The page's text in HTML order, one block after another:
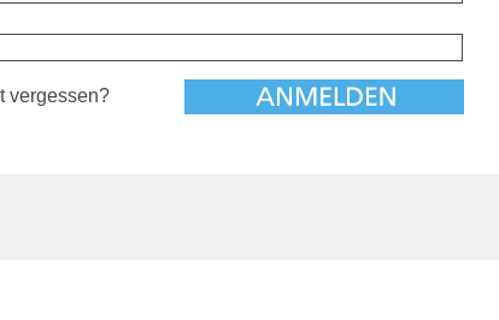
vergessen?